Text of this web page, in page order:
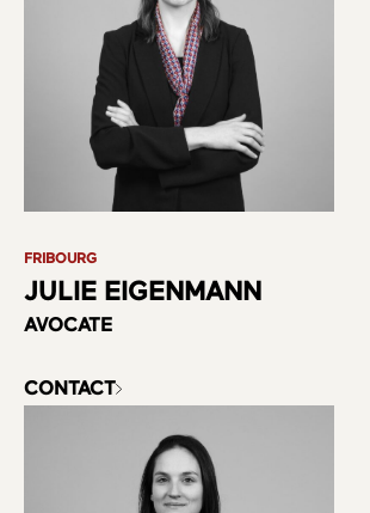
FRIBOURG
JULIE EIGENMANN
AVOCATE
CONTACT